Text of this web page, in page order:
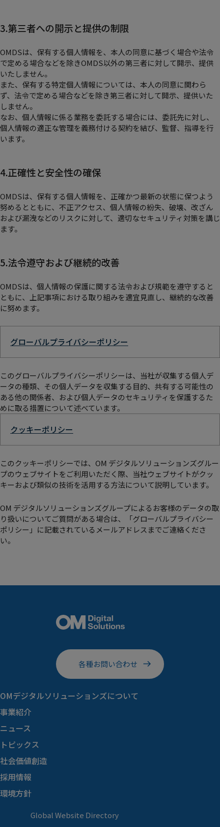
3.第三者への開示と提供の制限
OMDSは、保有する個人情報を、本人の同意に基づく場合や法令
で定める場合などを除きOMDS以外の第三者に対して開示、提供
いたしません。
また、保有する特定個人情報については、本人の同意に関わら
ず、法令で定める場合などを除き第三者に対して開示、提供いた
しません。
なお、個人情報に係る業務を委託する場合には、委託先に対し、
個人情報の適正な管理を義務付ける契約を結び、監督、指導を行
います。
4.正確性と安全性の確保
OMDSは、保有する個人情報を、正確かつ最新の状態に保つよう
努めるとともに、不正アクセス、個人情報の紛失、破壊、改ざん
および漏洩などのリスクに対して、適切なセキュリティ対策を講じ
ます。
5.法令遵守および継続的改善
OMDSは、個人情報の保護に関する法令および規範を遵守すると
ともに、上記事項における取り組みを適宜見直し、継続的な改善
に努めます。
グローバルプライバシーポリシー
このグローバルプライバシーポリシーは、当社が収集する個人デ
ータの種類、その個人データを収集する目的、共有する可能性の
ある他の関係者、および個人データのセキュリティを保護するた
めに取る措置について述べています。
クッキーポリシー
このクッキーポリシーでは、OM デジタルソリューションズグルー
プのウェブサイトをご利用いただく際、当社ウェブサイトがクッ
キーおよび類似の技術を活用する方法について説明しています。
OM デジタルソリューションズグループによるお客様のデータの取
り扱いについてご質問がある場合は、「グローバルプライバシー
ポリシー」に記載されているメールアドレスまでご連絡くださ
い。
各種お問い合わせ
Global Website Directory
OMデジタルソリューションズについて
事業紹介
ニュース
トピックス
社会価値創造
採用情報
環境方針